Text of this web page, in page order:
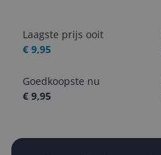
Laagste prijs ooit
€ 9,95
Goedkoopste nu
€ 9,95